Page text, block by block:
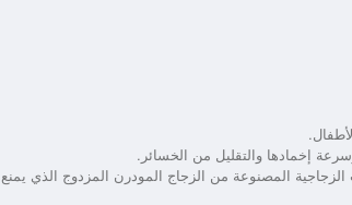
إخمادها والتقليل من الخسائر.
المصنوعة من الزجاج المودرن المزدوج الذي يمنع